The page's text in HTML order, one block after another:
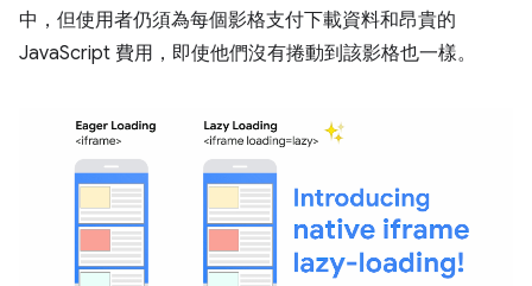
中，但使用者仍須為每個影格支付下載資料和昂貴的
JavaScript 費用，即使他們沒有捲動到該影格也一樣。